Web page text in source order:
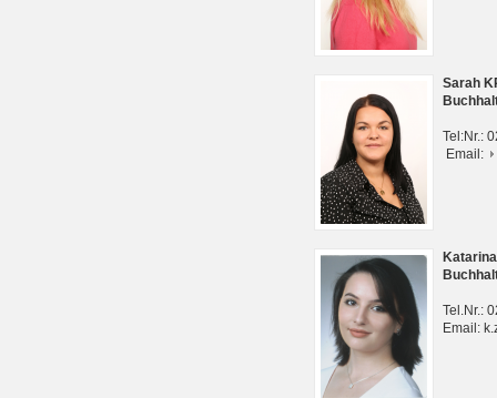
Sarah
Tel:Nr.:
Email:
Tel.Nr.:
Email: